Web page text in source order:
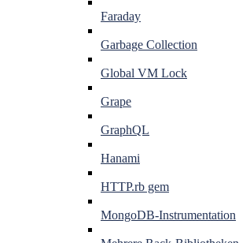
Faraday
Garbage Collection
Global VM Lock
Grape
GraphQL
Hanami
HTTP.rb gem
MongoDB-Instrumentation